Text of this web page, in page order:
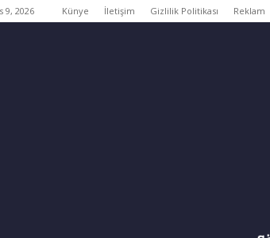
9, 2026 Künye İletişim Gizlilik Politikası Reklam